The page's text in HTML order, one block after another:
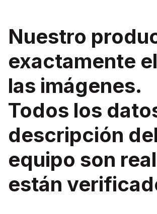
Nuestro
exactamente
las imágenes.
Todos los
descripción del
equipo son
están